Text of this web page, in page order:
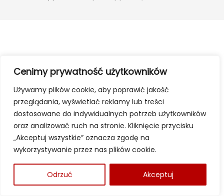
Cenimy prywatność użytkowników
Używamy plików cookie, aby poprawić jakość
przeglądania, wyświetlać reklamy lub treści
dostosowane do indywidualnych potrzeb użytkowników
oraz analizować ruch na stronie. Kliknięcie przycisku
„Akceptuj wszystkie” oznacza zgodę na
wykorzystywanie przez nas plików cookie.
Odrzuć Akceptuj